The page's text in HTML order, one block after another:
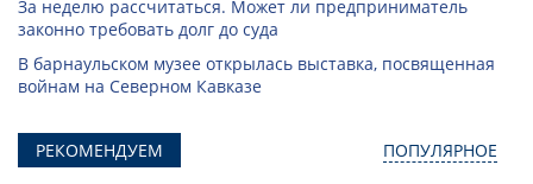
За неделю рассчитаться. Может ли предприниматель
законно требовать долг до суда
В барнаульском музее открылась выставка, посвященная
войнам на Северном Кавказе
РЕКОМЕНДУЕМ ПОПУЛЯРНОЕ